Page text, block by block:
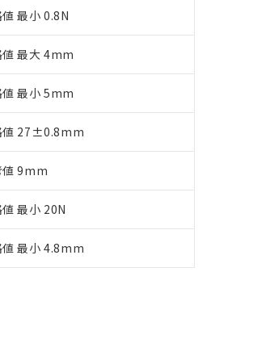
最小 0.8N
値 最大 4mm
値 最小 5mm
値 27±0.8mm
値 9mm
最小 20N
値 最小 4.8mm